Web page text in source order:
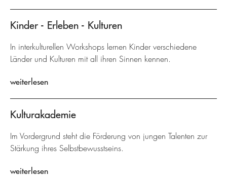
Kinder - Erleben - Kulturen
In interkulturellen Workshops lernen Kinder verschiedene
Länder und Kulturen mit all ihren Sinnen kennen.
weiterlesen
Kulturakademie
Im Vordergrund steht die Förderung von jungen Talenten zur
Stärkung ihres Selbstbewusstseins.
weiterlesen